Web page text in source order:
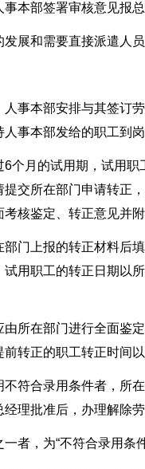
本部签署审核意见报
展和需要直接派遣人
事本部安排与其签订
事本部发给的职工到
个月的试用期，试用
交所在部门申请转正
核鉴定、转正意见并
门上报的转正材料后
用职工的转正日期以
所在部门进行全面鉴
转正的职工转正时间
符合录用条件者，所
理批准后，办理解除
者，为“不符合录用条件